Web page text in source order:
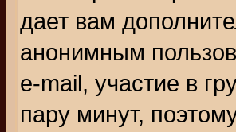
дает вам
анонимным
e-mail, участие в
пару минут,